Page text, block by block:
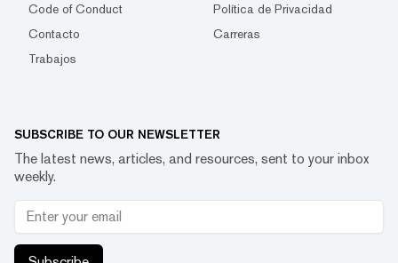
Code of Conduct
Política de Privacidad
Contacto
Carreras
Trabajos
SUBSCRIBE TO OUR NEWSLETTER
The latest news, articles, and resources, sent to your inbox
weekly.